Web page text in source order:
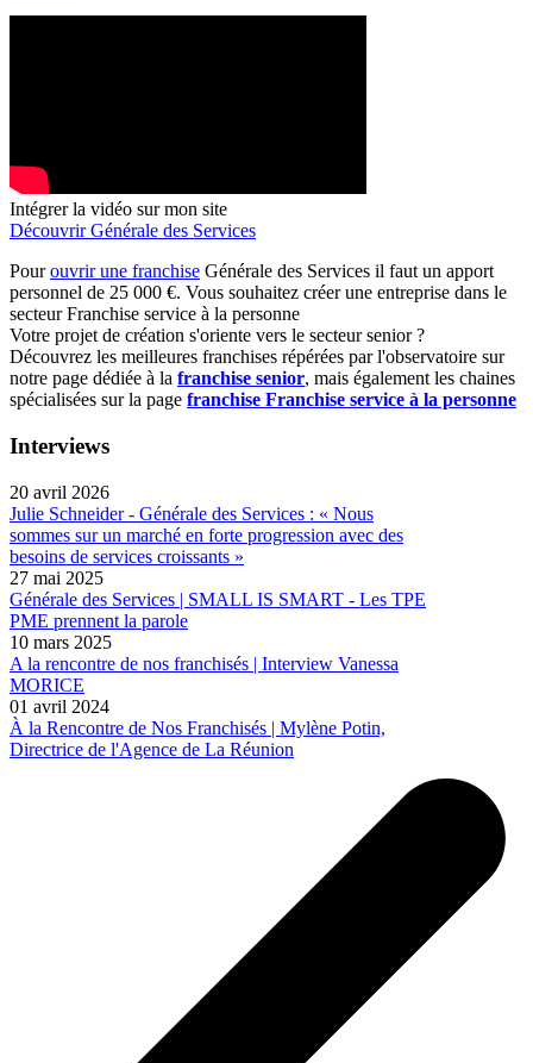
Intégrer la vidéo sur mon site
Découvrir Générale des Services
Pourouvrir une franchise Générale des Services il faut un apport
personnel de 25 000 €. Vous souhaitez créer une entreprise dans le
secteur Franchise service à la personne
Votre projet de création s'oriente vers le secteur senior ?
Découvrez les meilleures franchises répérées par l'observatoire sur
notre page dédiée à la franchise senior, mais également les chaines
spécialisées sur la page franchise Franchise service à la personne
Interviews
20 avril 2026
Julie Schneider - Générale des Services : « Nous
sommes sur un marché en forte progression avec des
besoins de services croissants »
27 mai 2025
Générale des Services | SMALL IS SMART - Les TPE
PME prennent la parole
10 mars 2025
A la rencontre de nos franchisés | Interview Vanessa
MORICE
01 avril 2024
À la Rencontre de Nos Franchisés | Mylène Potin,
Directrice de l'Agence de La Réunion